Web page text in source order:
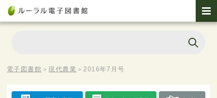
電子図書館 ＞現代農業 ＞2016年7月号